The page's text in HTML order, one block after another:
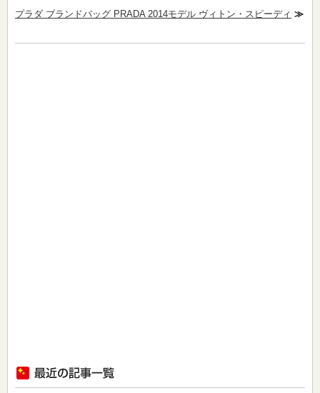
プラダ ブランドバッグ PRADA 2014モデル ヴィトン・スピーディ ≫